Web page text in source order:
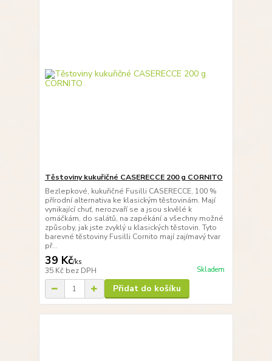
Těstoviny kukuřičné CASERECCE 200 g CORNITO
Bezlepkové, kukuřičné Fusilli CASERECCE, 100 %
přírodní alternativa ke klasickým těstovinám. Mají
vynikající chuť, nerozvaří se a jsou skvělé k
omáčkám, do salátů, na zapékání a všechny možné
způsoby, jak jste zvyklý u klasických těstovin. Tyto
barevné těstoviny Fusilli Cornito mají zajímavý tvar
př...
39 Kč/ks
35 Kč bez DPH Skladem
Přidat do košíku